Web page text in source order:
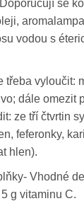
se
vodou s
třeba vyloučit:
dále omezit
ze tří čtvrtin
feferonky,
hlen).
Vhodné
g vitaminu C.